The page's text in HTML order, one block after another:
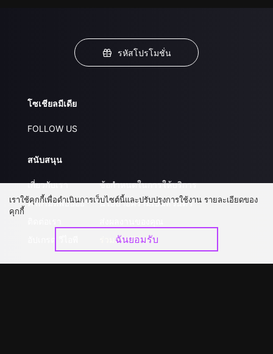
รหัสโปรโมชั่น
โซเชียลมีเดีย
FOLLOW US
สนับสนุน
เกี่ยวกับเรา
คำถามที่พบบ่อย
ข้อกำหนดในการให้บริการ
นโยบายความเป็นส่วนตัว
ร่วมงานกับเรา
เราใช้คุกกี้เพื่อดำเนินการเว็บไซต์นี้และปรับปรุงการใช้งาน รายละเอียดของ
คุกกี้
ฉันยอมรับ